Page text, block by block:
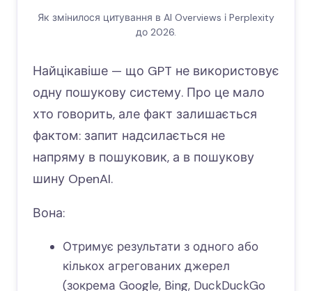
Як змінилося цитування в AI Overviews і Perplexity
до 2026.
Найцікавіше — що GPT не використовує
одну пошукову систему. Про це мало
хто говорить, але факт залишається
фактом: запит надсилається не
напряму в пошуковик, а в пошукову
шину OpenAI.
Вона:
Отримує результати з одного або
кількох агрегованих джерел
(зокрема Google, Bing, DuckDuckGo